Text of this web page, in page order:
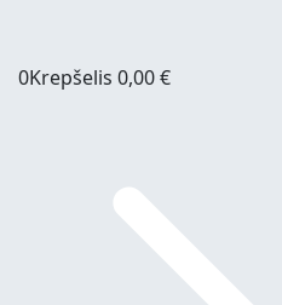
0Krepšelis 0,00€